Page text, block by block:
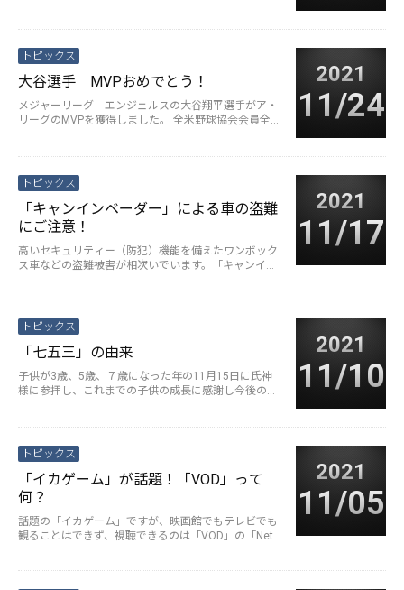
トピックス
大谷選手 MVPおめでとう！
メジャーリーグ エンジェルスの大谷翔平選手がア・
リーグのMVPを獲得しました。 全米野球協会会員全員
2021
11/24
トピックス
「キャンインベーダー」による車の盗難
にご注意！
高いセキュリティー（防犯）機能を備えたワンボック
ス車などの盗難被害が相次いでいます。「キャンイン
2021
11/17
トピックス
「七五三」の由来
子供が3歳、5歳、７歳になった年の11月15日に氏神
様に参拝し、これまでの子供の成長に感謝し今後の健
2021
11/10
トピックス
「イカゲーム」が話題！「VOD」って
何？
話題の「イカゲーム」ですが、映画館でもテレビでも
観ることはできず、視聴できるのは「VOD」の「Netfli
2021
11/05